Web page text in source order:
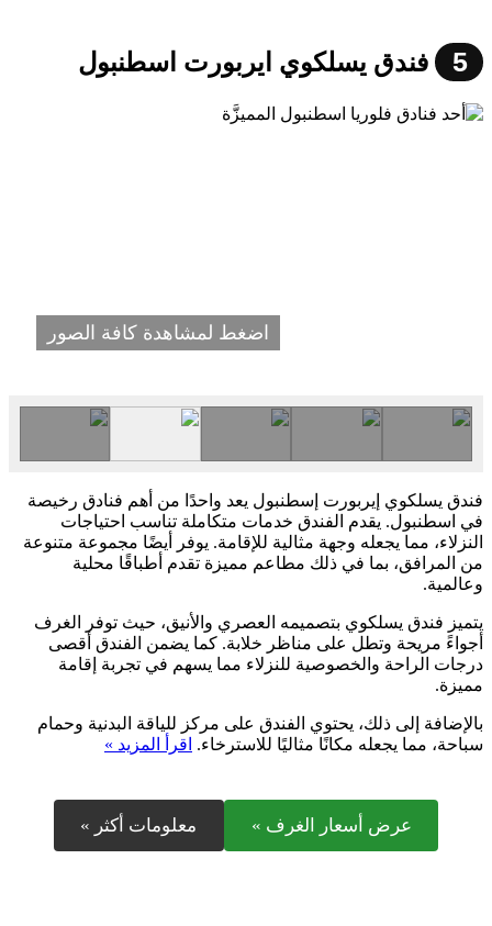
5 فندق يسلكوي ايربورت اسطنبول
اضغط لمشاهدة كافة الصور
فندق يسلكوي إيربورت إسطنبول يعد واحدًا من أهم فنادق رخيصة
في اسطنبول. يقدم الفندق خدمات متكاملة تناسب احتياجات
النزلاء، مما يجعله وجهة مثالية للإقامة. يوفر أيضًا مجموعة متنوعة
من المرافق، بما في ذلك مطاعم مميزة تقدم أطباقًا محلية
وعالمية.
يتميز فندق يسلكوي بتصميمه العصري والأنيق، حيث توفر الغرف
أجواءً مريحة وتطل على مناظر خلابة. كما يضمن الفندق أقصى
درجات الراحة والخصوصية للنزلاء مما يسهم في تجربة إقامة
مميزة.
بالإضافة إلى ذلك، يحتوي الفندق على مركز للياقة البدنية وحمام
سباحة، مما يجعله مكانًا مثاليًا للاسترخاء. اقرأ المزيد »
عرض أسعار الغرف » معلومات أكثر »